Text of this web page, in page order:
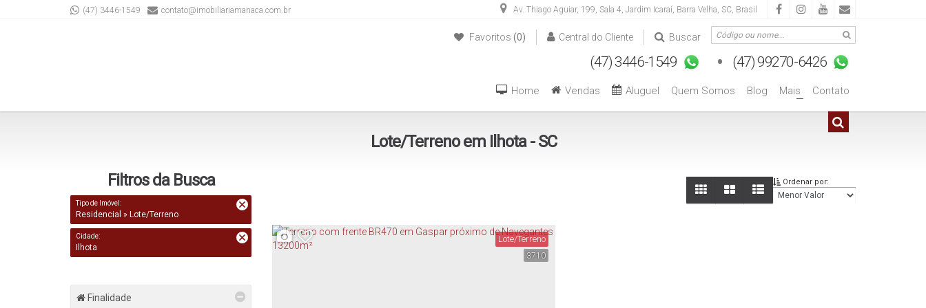
Av. Thiago Aguiar, 199, Sala 4, Jardim Icaraí, Barra Velha, SC, Brasil
(47) 3446-1549 contato@imobiliariamanaca.com.br
Buscar
Central do Cliente
Favoritos (0)
(47) 3446-1549 (47) 99270-6426
Contato
+
Mais
Blog
Quem Somos
Aluguel
Vendas
Home
Lote/Terreno em Ilhota - SC
Filtros da Busca
Tipo de Imóvel:
Residencial » Lote/Terreno
Cidade:
Ilhota
Finalidade
Ordenar por:
3710
Lote/Terreno